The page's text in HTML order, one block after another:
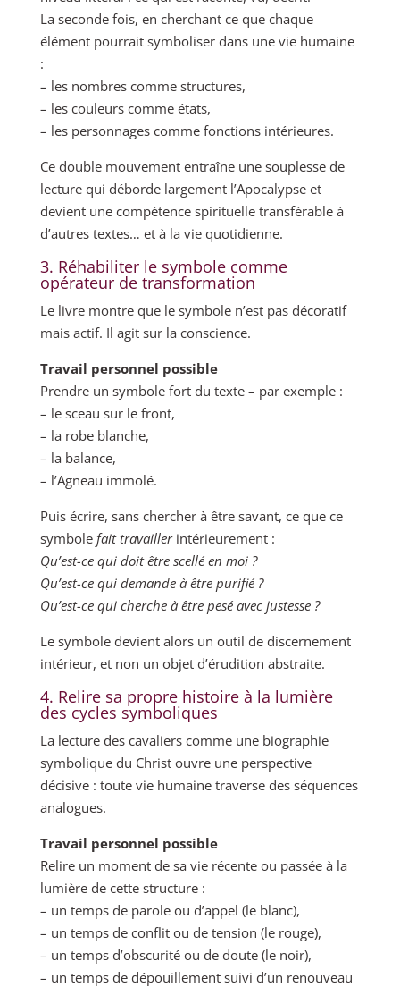
La seconde fois, en cherchant ce que chaque
élément pourrait symboliser dans une vie humaine
:
– les nombres comme structures,
– les couleurs comme états,
– les personnages comme fonctions intérieures.
Ce double mouvement entraîne une souplesse de
lecture qui déborde largement l’Apocalypse et
devient une compétence spirituelle transférable à
d’autres textes… et à la vie quotidienne.
3. Réhabiliter le symbole comme
opérateur de transformation
Le livre montre que le symbole n’est pas décoratif
mais actif. Il agit sur la conscience.
Travail personnel possible
Prendre un symbole fort du texte – par exemple :
– le sceau sur le front,
– la robe blanche,
– la balance,
– l’Agneau immolé.
Puis écrire, sans chercher à être savant, ce que ce
symbole fait travaillerintérieurement :
Qu’est-ce qui doit être scellé en moi ?
Qu’est-ce qui demande à être purifié ?
Qu’est-ce qui cherche à être pesé avec justesse ?
Le symbole devient alors un outil de discernement
intérieur, et non un objet d’érudition abstraite.
4. Relire sa propre histoire à la lumière
des cycles symboliques
La lecture des cavaliers comme une biographie
symbolique du Christ ouvre une perspective
décisive : toute vie humaine traverse des séquences
analogues.
Travail personnel possible
Relire un moment de sa vie récente ou passée à la
lumière de cette structure :
– un temps de parole ou d’appel (le blanc),
– un temps de conflit ou de tension (le rouge),
– un temps d’obscurité ou de doute (le noir),
– un temps de dépouillement suivi d’un renouveau